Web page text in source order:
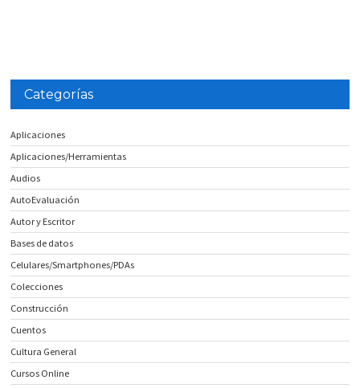
Categorías
Aplicaciones
Aplicaciones/Herramientas
Audios
AutoEvaluación
Autor y Escritor
Bases de datos
Celulares/Smartphones/PDAs
Colecciones
Construcción
Cuentos
Cultura General
Cursos Online